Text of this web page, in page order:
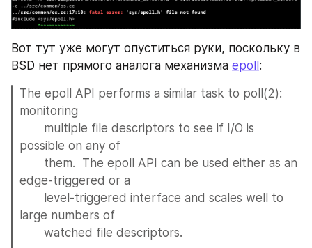
Вот тут уже могут опуститься руки, поскольку в
BSD нет прямого аналога механизма epoll:
The epoll API performs a similar task to poll(2):
monitoring
possible on any of
edge-triggered or a
large numbers of
       watched file descriptors.